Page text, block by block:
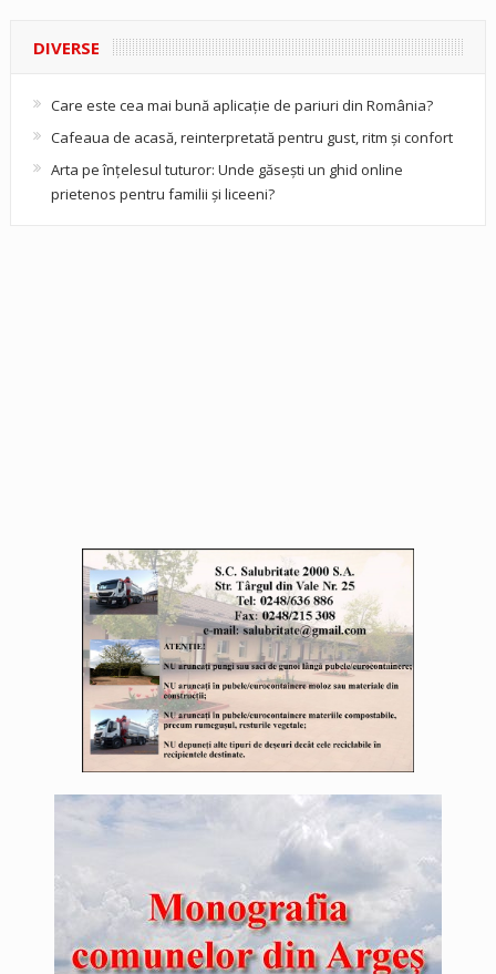
DIVERSE
Care este cea mai bună aplicație de pariuri din România?
Cafeaua de acasă, reinterpretată pentru gust, ritm și confort
Arta pe înțelesul tuturor: Unde găsești un ghid online
prietenos pentru familii și liceeni?